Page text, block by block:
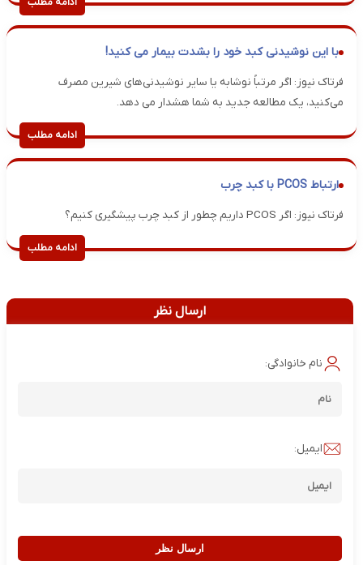
با این نوشیدنی کبد خود را بشدت بیمار می کنید!
فرتاک نیوز: اگر مرتباً نوشابه یا سایر نوشیدنی‌های شیرین مصرف
می‌کنید، یک مطالعه جدید به شما هشدار می دهد.
ادامه مطلب
ارتباط PCOS با کبد چرب
فرتاک نیوز: اگر PCOS داریم چطور از کبد چرب پیشگیری کنیم؟
ادامه مطلب
ارسال نظر
نام خانوادگی:
ایمیل:
ارسال نظر